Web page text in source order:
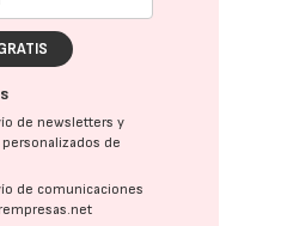
de newsletters y
de
de comunicaciones